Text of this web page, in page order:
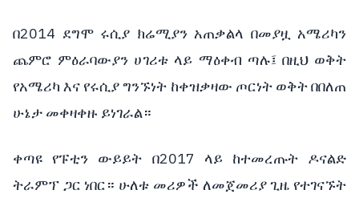
በ2014 ደግሞ ሩሲያ ክሬሚያን አጠቃልላ በመያዟ አሜሪካን
ጨምሮ ምዕራባውያን ሀገሪቱ ላይ ማዕቀብ ጣሉ፤ በዚህ ወቅት
የአሜሪካ እና የሩሲያ ግንኙነት ከቀዝቃዛው ጦርነት ወቅት በበለጠ
ሁኔታ መቀዛቀዙ ይነገራል።
ቀጣዩ የፑቲን ውይይት በ2017 ላይ ከተመረጡት ዶናልድ
ትራምፕ ጋር ነበር። ሁለቱ መሪዎች ለመጀመሪያ ጊዜ የተገናኙት